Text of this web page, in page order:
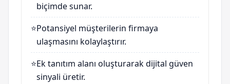
biçimde sunar.
⭐Potansiyel müşterilerin firmaya
ulaşmasını kolaylaştırır.
⭐Ek tanıtım alanı oluşturarak dijital güven
sinyali üretir.